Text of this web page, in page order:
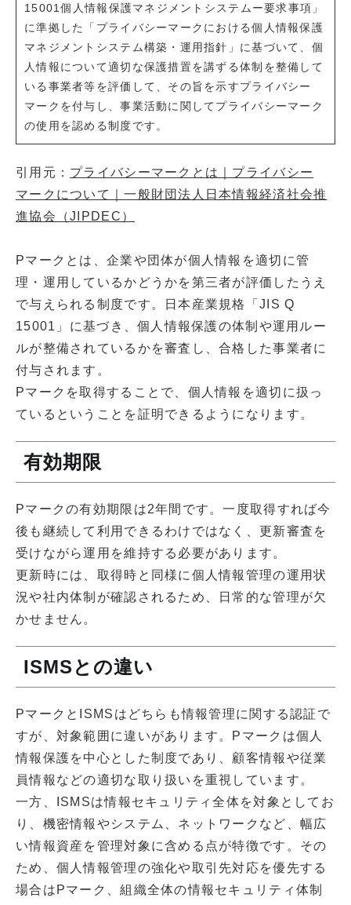
15001個人情報保護マネジメントシステムー要求事項」
に準拠した「プライバシーマークにおける個人情報保護
マネジメントシステム構築・運用指針」に基づいて、個
人情報について適切な保護措置を講ずる体制を整備して
いる事業者等を評価して、その旨を示すプライバシー
マークを付与し、事業活動に関してプライバシーマーク
の使用を認める制度です。
引用元： プライバシーマークとは｜プライバシー
マークについて｜一般財団法人日本情報経済社会推
進協会（JIPDEC）
Pマークとは、企業や団体が個人情報を適切に管
理・運用しているかどうかを第三者が評価したうえ
で与えられる制度です。日本産業規格「JIS Q
15001」に基づき、個人情報保護の体制や運用ルー
ルが整備されているかを審査し、合格した事業者に
付与されます。
Pマークを取得することで、個人情報を適切に扱っ
ているということを証明できるようになります。
有効期限
Pマークの有効期限は2年間です。一度取得すれば今
後も継続して利用できるわけではなく、更新審査を
受けながら運用を維持する必要があります。
更新時には、取得時と同様に個人情報管理の運用状
況や社内体制が確認されるため、日常的な管理が欠
かせません。
ISMSとの違い
PマークとISMSはどちらも情報管理に関する認証で
すが、対象範囲に違いがあります。Pマークは個人
情報保護を中心とした制度であり、顧客情報や従業
員情報などの適切な取り扱いを重視しています。
一方、ISMSは情報セキュリティ全体を対象としてお
り、機密情報やシステム、ネットワークなど、幅広
い情報資産を管理対象に含める点が特徴です。その
ため、個人情報管理の強化や取引先対応を優先する
場合はPマーク、組織全体の情報セキュリティ体制